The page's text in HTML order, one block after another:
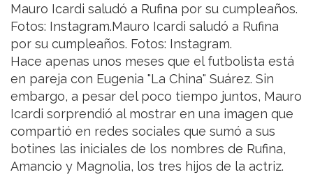
Mauro Icardi saludó a Rufina por su cumpleaños.
Fotos: Instagram.Mauro Icardi saludó a Rufina
por su cumpleaños. Fotos: Instagram.
Hace apenas unos meses que el futbolista está
en pareja con Eugenia "La China" Suárez. Sin
embargo, a pesar del poco tiempo juntos, Mauro
Icardi sorprendió al mostrar en una imagen que
compartió en redes sociales que sumó a sus
botines las iniciales de los nombres de Rufina,
Amancio y Magnolia, los tres hijos de la actriz.